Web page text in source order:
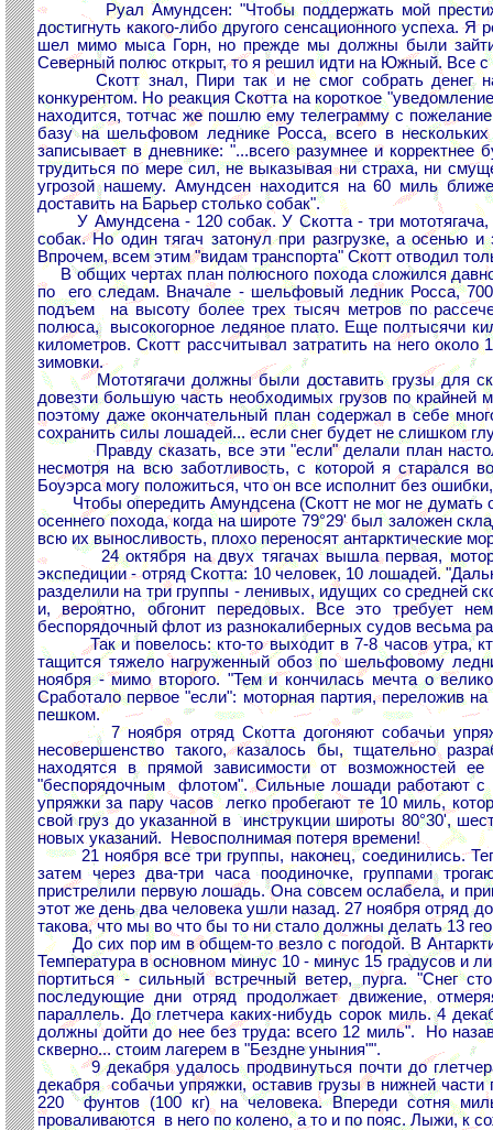
Руал Амундсен: "Чтобы поддержать мой
достигнуть какого-либо другого сенсационного успеха.
шел мимо мыса Горн, но прежде мы должны были
Северный полюс открыт, то я решил идти на Южный. Все с
Скотт знал, Пири так и не смог собрать денег на
конкурентом. Но реакция Скотта на короткое
находится, тотчас же пошлю ему телеграмму с
базу на шельфовом леднике Росса, всего в
записывает в дневнике: "...всего разумнее и
трудиться по мере сил, не выказывая ни страха, ни
угрозой нашему. Амундсен находится на 60 миль
доставить на Барьер столько собак".
У Амундсена - 120 собак. У Скотта - три мототягача,
собак. Но один тягач затонул при разгрузке, а осенью
Впрочем, всем этим "видам транспорта" Скотт отводил
В общих чертах план полюсного похода сложился
по его следам. Вначале - шельфовый ледник Росса,
подъем на высоту более трех тысяч метров по
полюса, высокогорное ледяное плато. Еще полтысячи
километров. Скотт рассчитывал затратить на него
зимовки.
Мототягачи должны были доставить грузы для
довезти большую часть необходимых грузов по
поэтому даже окончательный план содержал в себе
сохранить силы лошадей... если снег будет не слишком
Правду сказать, все эти "если" делали план
несмотря на всю заботливость, с которой я старался
Боуэрса могу положиться, что он все исполнит без
Чтобы опередить Амундсена (Скотт не мог не думать
осеннего похода, когда на широте 79°29' был заложен
всю их выносливость, плохо переносят антарктические
24 октября на двух тягачах вышла первая,
экспедиции - отряд Скотта: 10 человек, 10 лошадей.
разделили на три группы - ленивых, идущих со средней
и, вероятно, обгонит передовых. Все это требует
беспорядочный флот из разнокалиберных судов весьма
Так и повелось: кто-то выходит в 7-8 часов утра,
тащится тяжело нагруженный обоз по шельфовому
ноября - мимо второго. "Тем и кончилась мечта о
Сработало первое "если": моторная партия, переложив
пешком.
7 ноября отряд Скотта догоняют собачьи
несовершенство такого, казалось бы, тщательно
находятся в прямой зависимости от возможностей
"беспорядочным флотом". Сильные лошади работают с
упряжки за пару часов легко пробегают те 10 миль,
свой груз до указанной в инструкции широты 80°30',
новых указаний. Невосполнимая потеря времени!
21 ноября все три группы, наконец, соединились.
затем через два-три часа поодиночке, группами
пристрелили первую лошадь. Она совсем ослабела, и
этот же день два человека ушли назад. 27 ноября отряд
такова, что мы во что бы то ни стало должны делать 13
До сих пор им в общем-то везло с погодой. В
Температура в основном минус 10 - минус 15 градусов и
портиться - сильный встречный ветер, пурга. "Снег
последующие дни отряд продолжает движение,
параллель. До глетчера каких-нибудь сорок миль. 4
должны дойти до нее без труда: всего 12 миль". Но
скверно... стоим лагерем в "Бездне уныния"".
9 декабря удалось продвинуться почти до
декабря собачьи упряжки, оставив грузы в нижней части
220 фунтов (100 кг) на человека. Впереди сотня
проваливаются в него по колено, а то и по пояс. Лыжи, к